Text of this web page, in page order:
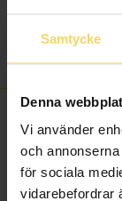
Samtycke
Denna
Vi använder
och
för sociala
vidarebefordrar
Varumärke
FINNS